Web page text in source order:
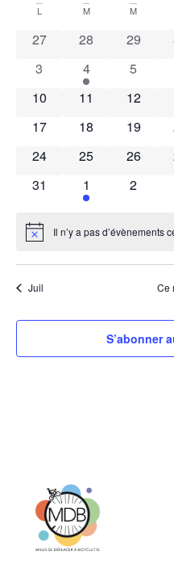
une
Calendrier
de
Évènements
L M M
0 évènements
27 0 évènements
28 0
29
0 évènements
3 1 évènement
4 0
5
0 évènements
10 0 évènements
11 0
12
0 évènements
17 0 évènements
18 0
19
0 évènements
24 0 évènements
25 0
26
0 évènements
31 1 évènement
1 0
2
Notice Il n’y a pas d’évènements
Juil Ce
S’abonner